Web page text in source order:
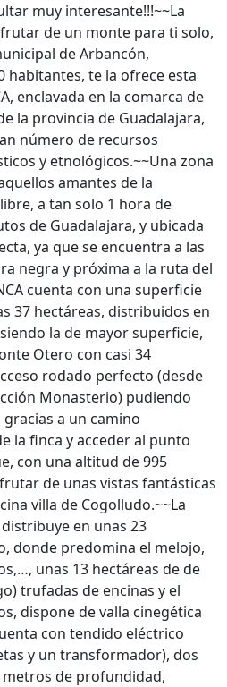
muy interesante!!!~~La
de un monte para ti solo,
de Arbancón,
habitantes, te la ofrece esta
enclavada en la comarca de
la provincia de Guadalajara,
número de recursos
y etnológicos.~~Una zona
amantes de la
a tan solo 1 hora de
de Guadalajara, y ubicada
ya que se encuentra a las
negra y próxima a la ruta del
cuenta con una superficie
37 hectáreas, distribuidos en
la de mayor superficie,
Otero con casi 34
rodado perfecto (desde
Monasterio) pudiendo
a un camino
la finca y acceder al punto
con una altitud de 995
de unas vistas fantásticas
villa de Cogolludo.~~La
en unas 23
donde predomina el melojo,
unas 13 hectáreas de de
trufadas de encinas y el
dispone de valla cinegética
con tendido eléctrico
y un transformador), dos
metros de profundidad,